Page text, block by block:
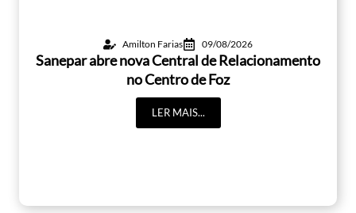
Amilton Farias 09/08/2026
Sanepar abre nova Central de Relacionamento
no Centro de Foz
LER MAIS...